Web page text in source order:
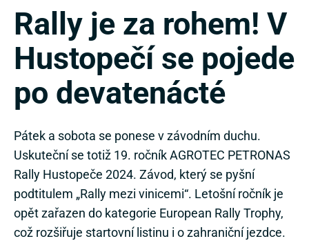
Rally je za rohem! V
Hustopečí se pojede
po devatenácté
Pátek a sobota se ponese v závodním duchu.
Uskuteční se totiž 19. ročník AGROTEC PETRONAS
Rally Hustopeče 2024. Závod, který se pyšní
podtitulem „Rally mezi vinicemi“. Letošní ročník je
opět zařazen do kategorie European Rally Trophy,
což rozšiřuje startovní listinu i o zahraniční jezdce.